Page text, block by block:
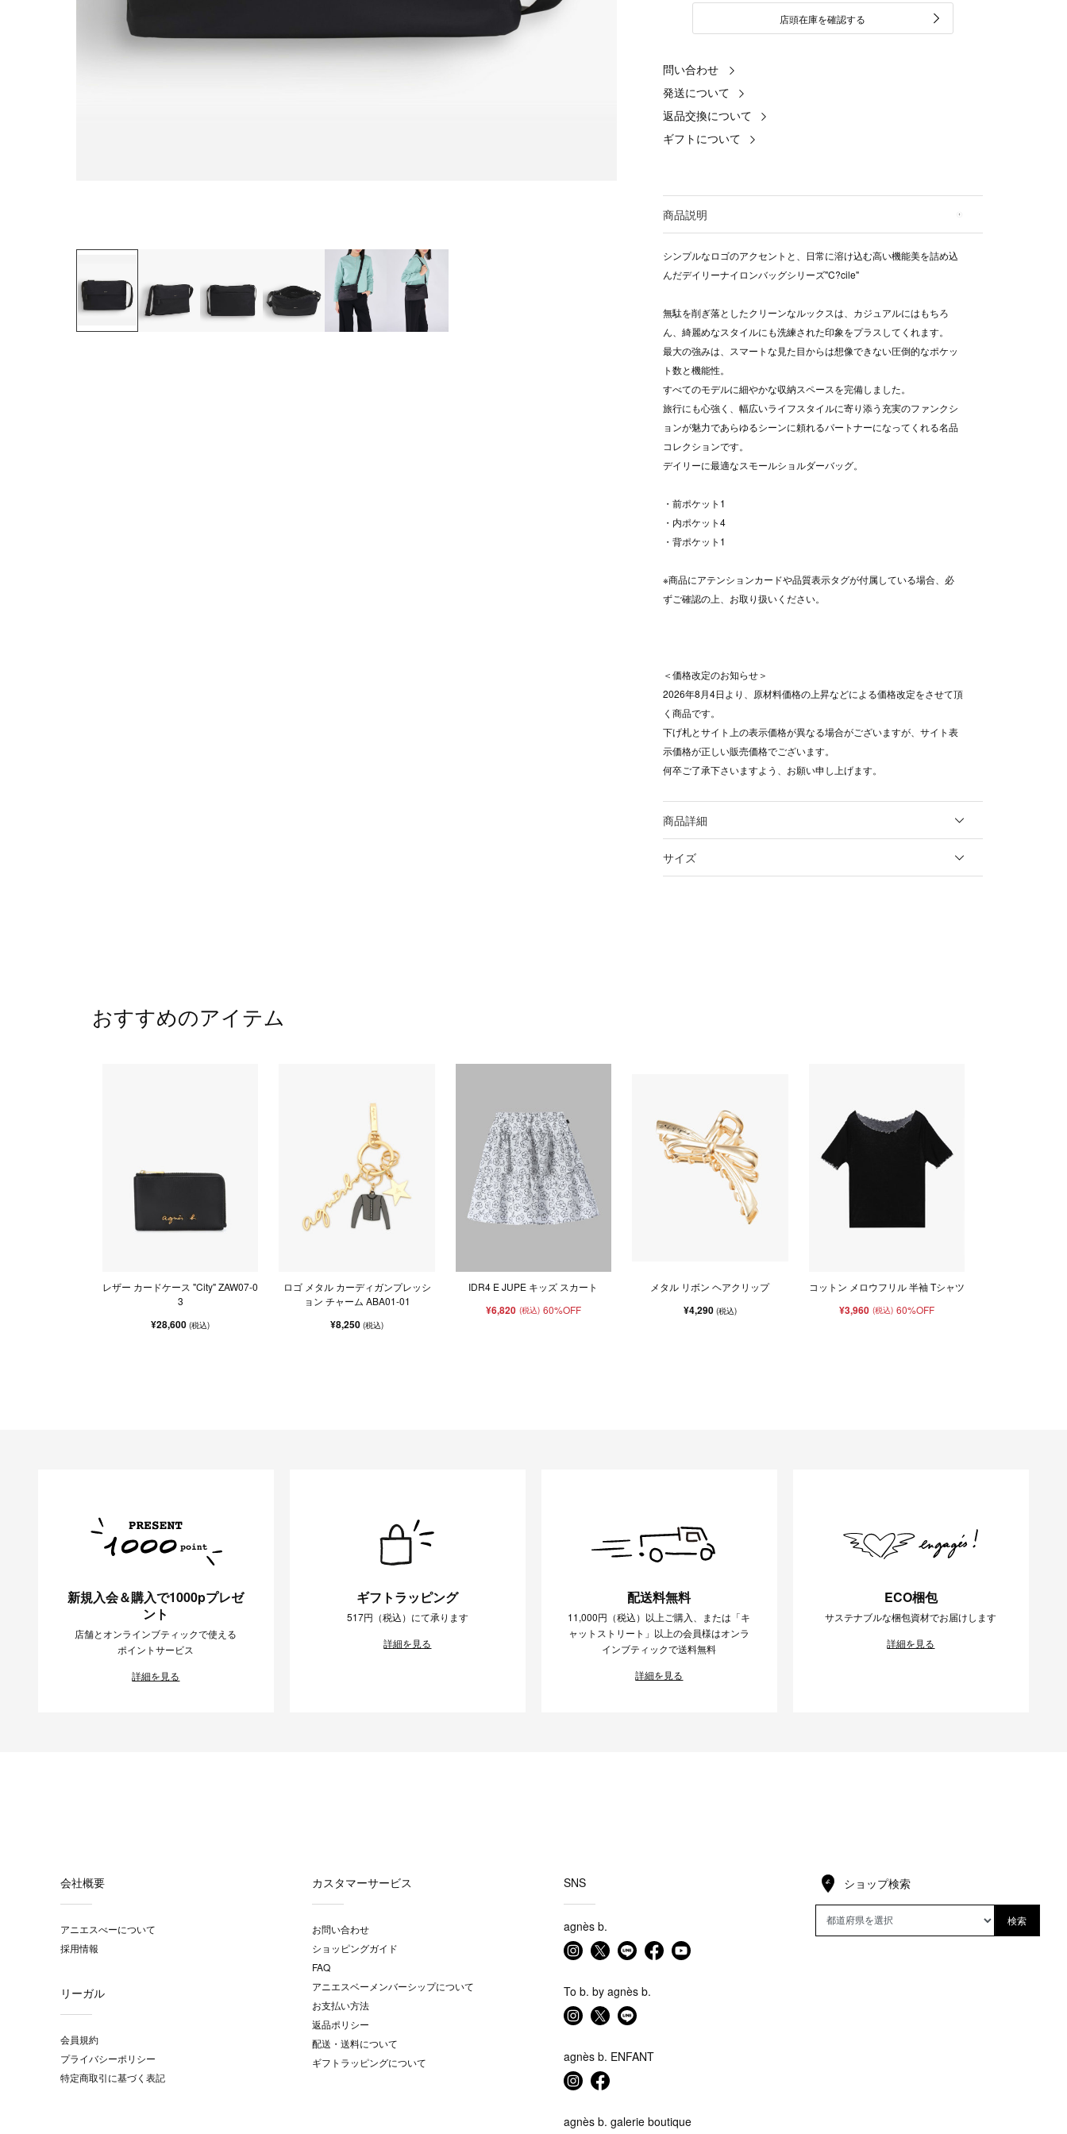
店頭在庫を確認する
問い合わせ
発送について
返品交換について
ギフトについて
商品説明
シンプルなロゴのアクセントと、日常に溶け込む高い機能美を詰め込
んだデイリーナイロンバッグシリーズ"C?cile"
無駄を削ぎ落としたクリーンなルックスは、カジュアルにはもちろ
ん、綺麗めなスタイルにも洗練された印象をプラスしてくれます。
最大の強みは、スマートな見た目からは想像できない圧倒的なポケッ
ト数と機能性。
すべてのモデルに細やかな収納スペースを完備しました。
旅行にも心強く、幅広いライフスタイルに寄り添う充実のファンクシ
ョンが魅力であらゆるシーンに頼れるパートナーになってくれる名品
コレクションです。
デイリーに最適なスモールショルダーバッグ。
・前ポケット1
・内ポケット4
・背ポケット1
※商品にアテンションカードや品質表示タグが付属している場合、必
ずご確認の上、お取り扱いください。
＜価格改定のお知らせ＞
2026年8月4日より、原材料価格の上昇などによる価格改定をさせて頂
く商品です。
下げ札とサイト上の表示価格が異なる場合がございますが、サイト表
示価格が正しい販売価格でございます。
何卒ご了承下さいますよう、お願い申し上げます。
商品詳細
サイズ
おすすめのアイテム
レザー カードケース "City" ZAW07-0
3
¥28,600(税込)
ロゴ メタル カーディガンプレッシ
ョン チャーム ABA01-01
¥8,250(税込)
IDR4 E JUPE キッズ スカート
¥6,820 (税込) 60%OFF
メタル リボン ヘアクリップ
¥4,290 (税込)
コットン メロウフリル 半袖 Tシャツ
¥3,960 (税込) 60%OFF
新規入会＆購入で1000pプレゼ
ント
店舗とオンラインブティックで使える
ポイントサービス
詳細を見る
ギフトラッピング
517円（税込）にて承ります
詳細を見る
配送料無料
11,000円（税込）以上ご購入、または「キ
ャットストリート」以上の会員様はオンラ
インブティックで送料無料
詳細を見る
ECO梱包
サステナブルな梱包資材でお届けします
詳細を見る
会社概要
アニエスべーについて
採用情報
リーガル
会員規約
プライバシーポリシー
特定商取引に基づく表記
カスタマーサービス
お問い合わせ
ショッピングガイド
FAQ
アニエスベーメンバーシップについて
お支払い方法
返品ポリシー
配送・送料について
ギフトラッピングについて
SNS
agnès b.
To b. by agnès b.
agnès b. ENFANT
agnès b. galerie boutique
ショップ検索
検索